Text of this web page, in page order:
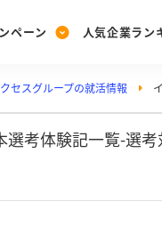
ペーン
稿する
人気企業ラン
ンキングを見る
目の企業特集
セスグループの就活情報
考体験記一覧-選考